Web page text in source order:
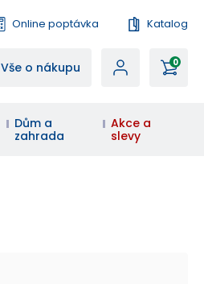
Online poptávka Katalog
Vše o nákupu 0
Dům a
zahrada
Akce a
slevy